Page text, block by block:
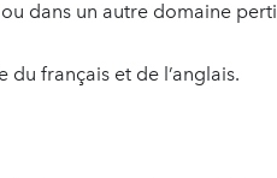
ou dans un autre domaine
du français et de l’anglais.